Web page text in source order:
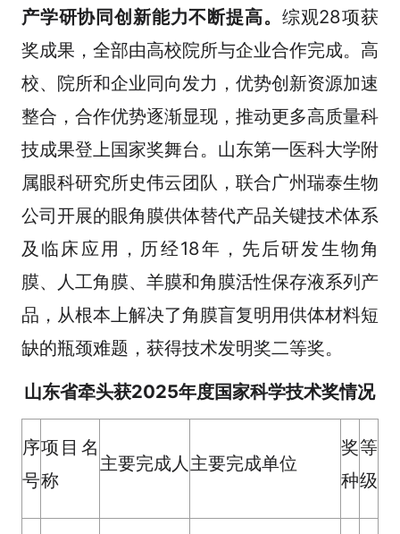
产学研协同创新能力不断提高。 综观28项获
奖成果，全部由高校院所与企业合作完成。高
校、院所和企业同向发力，优势创新资源加速
整合，合作优势逐渐显现，推动更多高质量科
技成果登上国家奖舞台。山东第一医科大学附
属眼科研究所史伟云团队，联合广州瑞泰生物
公司开展的眼角膜供体替代产品关键技术体系
及临床应用，历经18年，先后研发生物角
膜、人工角膜、羊膜和角膜活性保存液系列产
品，从根本上解决了角膜盲复明用供体材料短
缺的瓶颈难题，获得技术发明奖二等奖。
山东省牵头获2025年度国家科学技术奖情况
序
号
项目名
称
主要完成人 主要完成单位
奖
种
等
级